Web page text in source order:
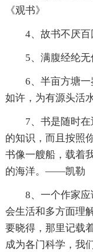
《观书》
4、故书不厌百
5、满腹经纶无
6、半亩方塘
如许，为有源头活水
7、书是随时
的知识，而且按照
书像一艘船，载着
的海洋。——凯勒
8、一个作家
会生活和多方面理
要晓得，那里记载
成为各门科学，